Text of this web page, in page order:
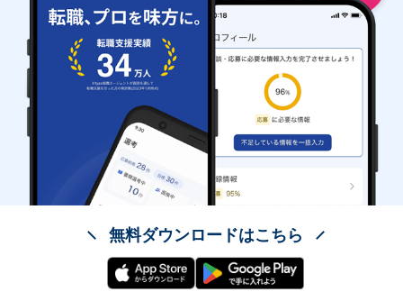
無料ダウンロードはこちら